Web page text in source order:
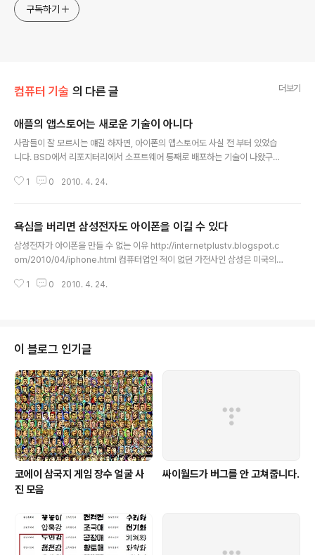
구독하기
컴퓨터 기술 의 다른 글 더보기
애플의 앱스토어는 새로운 기술이 아니다
사람들이 잘 모르시는 얘길 하자면, 아이폰의 앱스토어도 사실 전 부터 있었습
니다. BSD에서 리포지터리에서 소프트웨어 통째로 배포하는 기술이 나왔구요.
기능이 있었죠. 그리고 앱스토어 한국산이 베스트셀러 됐다고 좋아하시지만 팜
너 이렇게 둘이었죠. 팜은 애플의 뉴튼 영향을 많이 받았습니다. 컴파일러도 코
드워리어를 썼구요. 저도 간단한 애플리케이션 개발해서 사용했습니다. 아직도
추억이 아른거리네요. 느린 씨피유로도 할 건 다 하는 정말 효율적인 OS였습니
1 0 2010. 4. 24.
욕심을 버리면 삼성전자도 아이폰을 이길 수 있다
삼성전자가 아이폰을 만들 수 없는 이유 http://internetplustv.blogspot.c
om/2010/04/iphone.html 컴퓨터업인 적이 없던 가전사인 삼성은 미국의
말이지만 누구나 열심히 하면 역전할 수 있어요... 제 생각에는 안드로이드가 현
이니까 자바나 닷넷, GTK, QT 등 모든 언어를 지원해야됩니다. 물론 그렇게
안 갈 가능성이 크므로 바다는 망할 수도 있습니다. 소프트웨..
1 0 2010. 4. 24.
이 블로그 인기글
코에이 삼국지 게임 장수 얼굴 사
진 모음
싸이월드가 버그를 안 고쳐줍니다.